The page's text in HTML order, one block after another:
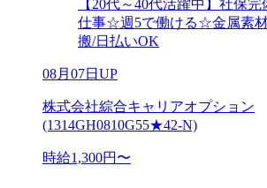
【20代～40代活躍中】社保
仕事☆週5で働ける☆金属素
搬/日払いOK
08月07日UP
株式会社綜合キャリアオプション
(1314GH0810G55★42-N)
時給1,300円〜